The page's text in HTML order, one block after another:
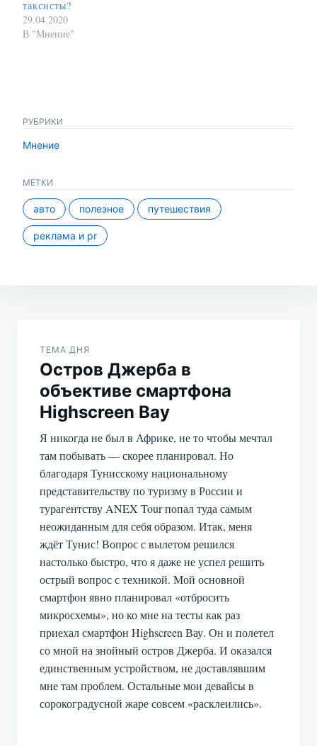
таксисты?
29.04.2020
В "Мнение"
РУБРИКИ
Мнение
МЕТКИ
авто полезное путешествия
реклама и pr
записям
ТЕМА ДНЯ
Остров Джерба в
объективе смартфона
Highscreen Вау
Я никогда не был в Африке, не то чтобы мечтал
там побывать — скорее планировал. Но
благодаря Тунисскому национальному
представительству по туризму в России и
турагентству ANEX Tour попал туда самым
неожиданным для себя образом. Итак, меня
ждёт Тунис! Вопрос с вылетом решился
настолько быстро, что я даже не успел решить
острый вопрос с техникой. Мой основной
смартфон явно планировал «отбросить
микросхемы», но ко мне на тесты как раз
приехал смартфон Highscreen Вау. Он и полетел
со мной на знойный остров Джерба. И оказался
единственным устройством, не доставлявшим
мне там проблем. Остальные мои девайсы в
сорокоградусной жаре совсем «расклеились».